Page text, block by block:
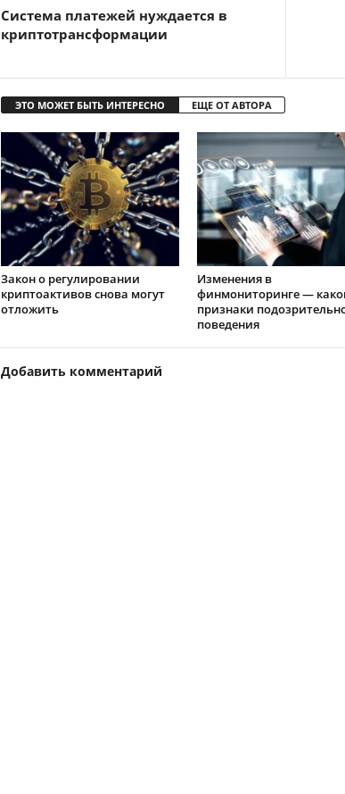
Система платежей нуждается в
криптотрансформации
ЭТО МОЖЕТ БЫТЬ ИНТЕРЕСНО ЕЩЕ ОТ АВТОРА
Закон о регулировании
криптоактивов снова могут
отложить
Изменения в
финмониторинге —
признаки
поведения
Добавить комментарий